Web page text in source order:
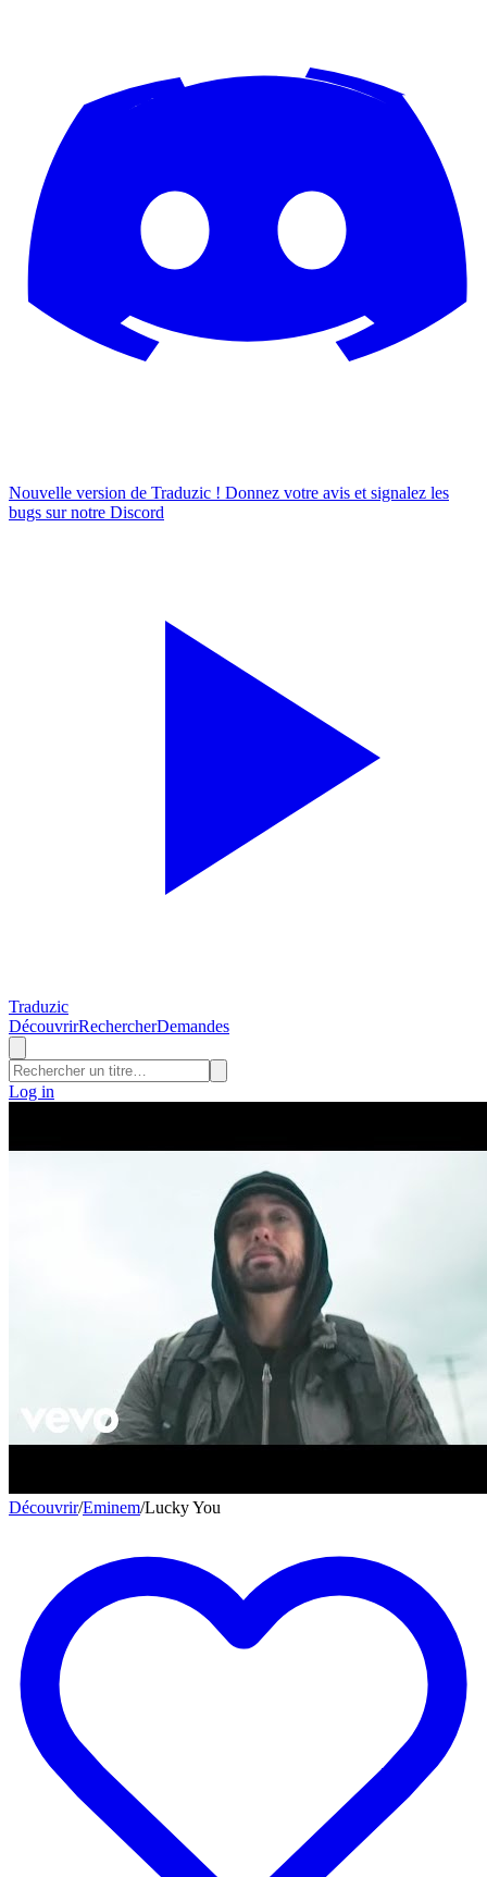
Nouvelle version de Traduzic ! Donnez votre avis et signalez les
bugs sur notre Discord
Traduzic
DécouvrirRechercherDemandes
Log in
Découvrir/Eminem/Lucky You